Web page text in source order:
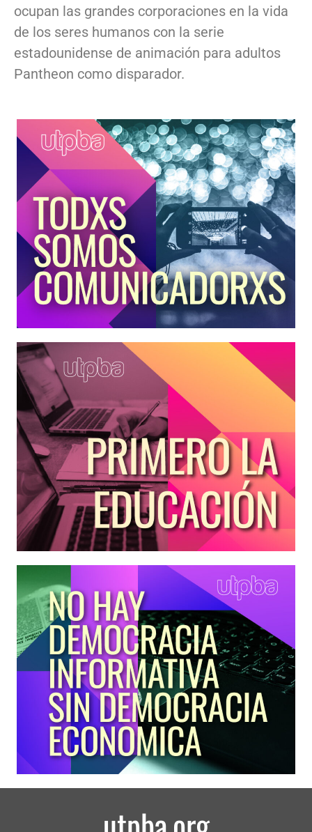
ocupan las grandes corporaciones en la vida
de los seres humanos con la serie
estadounidense de animación para adultos
Pantheon como disparador.